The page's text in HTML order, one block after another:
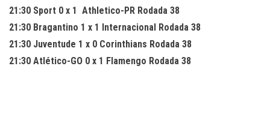
21:30 Sport 0 x 1 Athletico-PR Rodada 38
21:30 Bragantino 1 x 1 Internacional Rodada 38
21:30 Juventude 1 x 0 Corinthians Rodada 38
21:30 Atlético-GO 0 x 1 Flamengo Rodada 38